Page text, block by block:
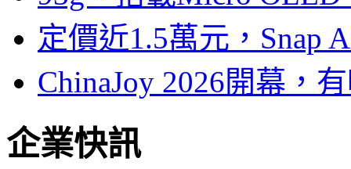
定價近1.5萬元，Snap
ChinaJoy 2026開幕，
企業快訊